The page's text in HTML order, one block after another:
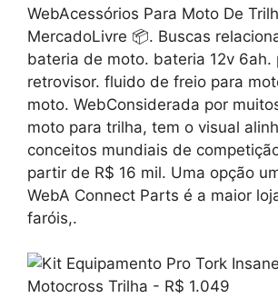
WebAcessórios Para Moto De
MercadoLivre 📦. Buscas
bateria de moto. bateria 12v 6ah.
retrovisor. fluido de freio para
moto. WebConsiderada por
moto para trilha, tem o visual
conceitos mundiais de
partir de R$ 16 mil. Uma opção
WebA Connect Parts é a maior
faróis,.